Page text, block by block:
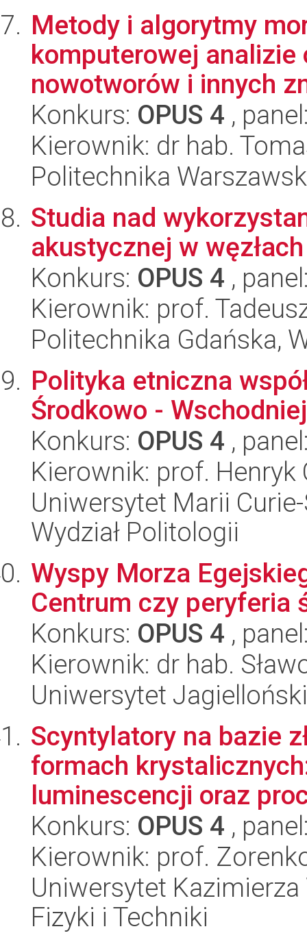
Metody i algorytmy
komputerowej
nowotworów i innych
Konkurs: OPUS 4 ,
Kierownik: dr hab.
Politechnika
Studia nad
akustycznej w
Konkurs: OPUS 4 ,
Kierownik: prof.
Politechnika Gdańska,
Polityka etniczna
Środkowo - Wschodniej
Konkurs: OPUS 4 ,
Kierownik: prof. Henryk
Uniwersytet Marii
Wydział Politologii
Wyspy Morza
Centrum czy peryferia
Konkurs: OPUS 4 ,
Kierownik: dr hab.
Uniwersytet
Scyntylatory na bazie
formach
luminescencji oraz
Konkurs: OPUS 4 ,
Kierownik: prof.
Uniwersytet Kazimierza
Fizyki i Techniki